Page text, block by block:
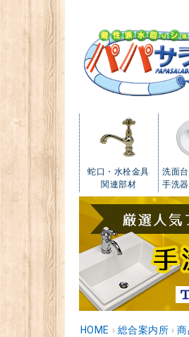
蛇口・水栓金具
関連部材
洗面
手洗
HOME › 総合案内所 ›